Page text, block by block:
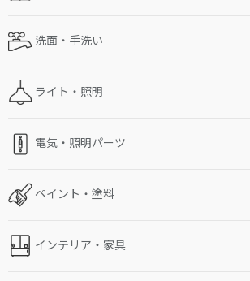
洗面・手洗い
ライト・照明
電気・照明パーツ
ペイント・塗料
インテリア・家具